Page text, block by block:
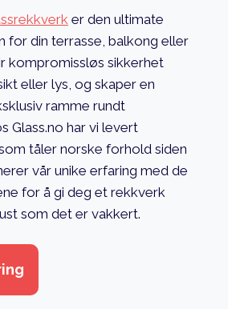
er den ultimate
for din terrasse, balkong eller
kompromissløs sikkerhet
eller lys, og skaper en
ramme rundt
Glass.no har vi levert
tåler norske forhold siden
vår unike erfaring med de
for å gi deg et rekkverk
som det er vakkert.